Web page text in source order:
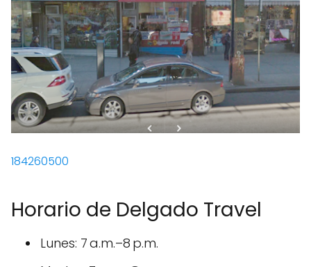
184260500
Horario de Delgado Travel
Lunes: 7 a.m.–8 p.m.